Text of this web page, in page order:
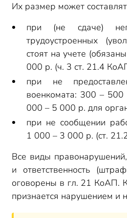
Их размер может
при (не сдаче)
трудоустроенных
стоят на учете
000 р. (ч. 3 ст. 21.4
при не
военкомата: 300 –
000 – 5 000 р. для
при не сообщении
1 000 – 3 000 р. (ст.
Все виды
и ответственность
оговорены в гл. 21 КоАП.
признается нарушением и